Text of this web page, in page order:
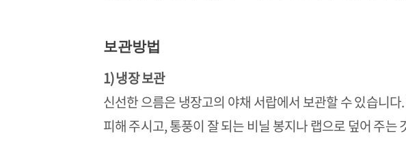
보관방법
1) 냉장 보관
신선한 으름은 냉장고의 야채 서랍에서 보관할 수 있습니
피해 주시고, 통풍이 잘 되는 비닐 봉지나 랩으로 덮어 주는